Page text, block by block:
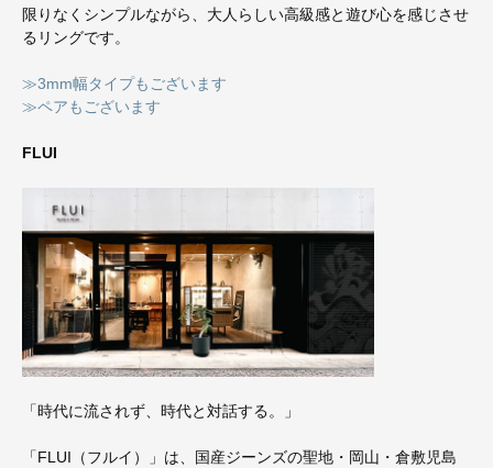
限りなくシンプルながら、大人らしい高級感と遊び心を感じさせ
るリングです。
≫3mm幅タイプもございます
≫ペアもございます
FLUI
「時代に流されず、時代と対話する。」
「FLUI（フルイ）」は、国産ジーンズの聖地・岡山・倉敷児島